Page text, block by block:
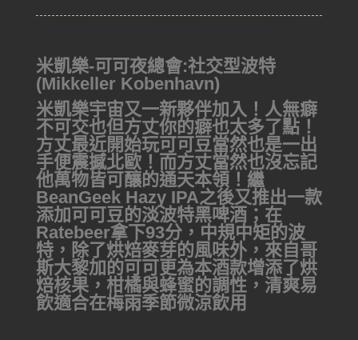
米凱樂-可可夜總會:社交型波特
(Mikkeller Kobenhavn)
米凱樂宇宙又一新夥伴加入！人無癖
不可交也但方丈你的癖也太多了點！
方丈最近開始玩可可豆當然也是一出
手便震撼北歐！而方丈當然也沒忘記
他萬物皆可釀的通天本領！繼
BeanGeek Hazy IPA之後又推出一款
添加可可豆的淡波特黑啤酒；在
Ratebeer拿下93分，中規中矩的波
特，除了烘焙麥芽的風味外，來自哥
斯大黎加的可可更為本酒款增添了烘
焙核果，柑橘與蜂蜜的調性，清爽易
飲適合在梅雨季節微涼飲用